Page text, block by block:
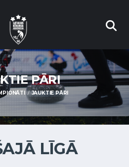
PĀRI
JAUKTIE PĀRI
LĪGĀ